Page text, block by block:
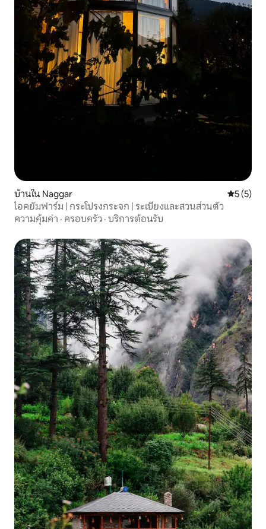
บ้านใน Naggar คะแนนเฉ
5 (5)
ไอคยัมฟาร์ม | กระโปรงกระจก | ระเบียงและสวนส่วนตัว
ความคุ้มค่า · ครอบครัว · บริการต้อนรับ